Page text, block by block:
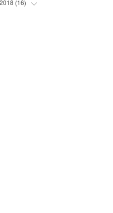
(1
2018 (16)